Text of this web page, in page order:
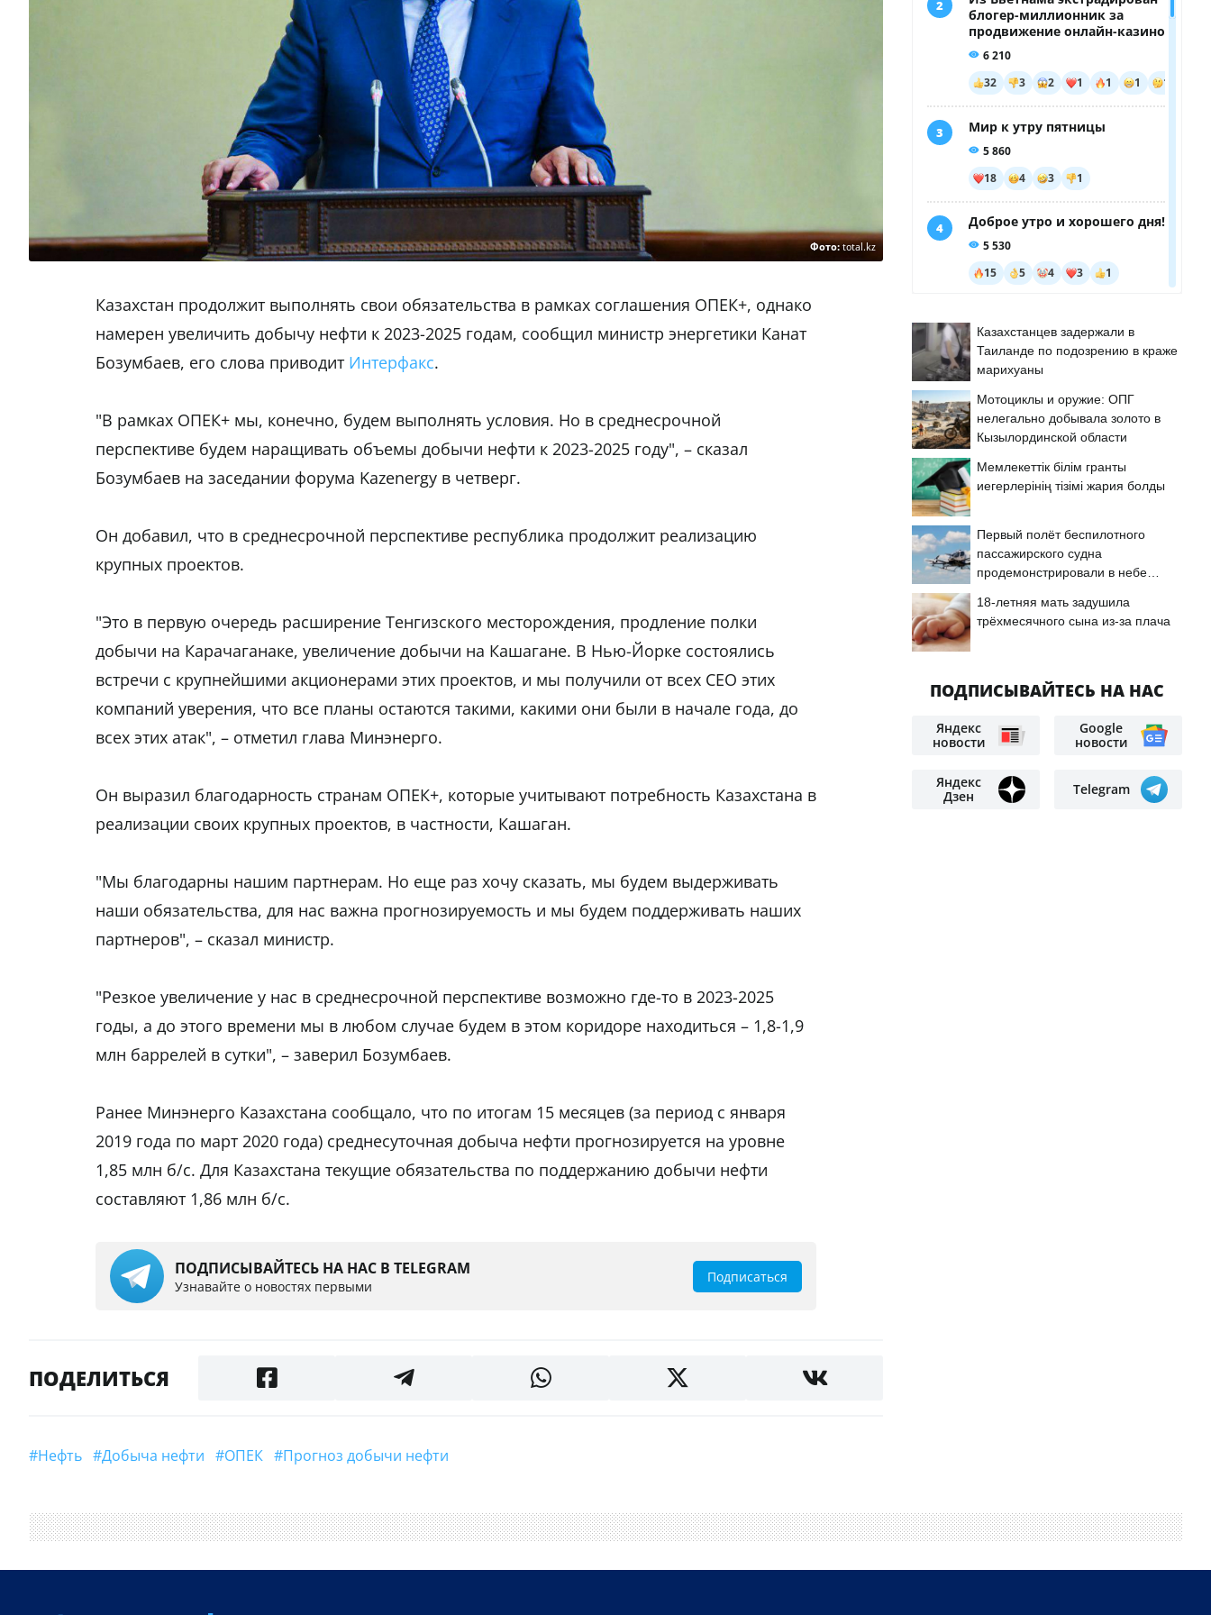
Фото:total.kz
Казахстан продолжит выполнять свои обязательства в рамках соглашения ОПЕК+, однако
намерен увеличить добычу нефти к 2023-2025 годам, сообщил министр энергетики Канат
Бозумбаев, его слова приводит Интерфакс.
"В рамках ОПЕК+ мы, конечно, будем выполнять условия. Но в среднесрочной
перспективе будем наращивать объемы добычи нефти к 2023-2025 году", – сказал
Бозумбаев на заседании форума Kazenergy в четверг.
Он добавил, что в среднесрочной перспективе республика продолжит реализацию
крупных проектов.
"Это в первую очередь расширение Тенгизского месторождения, продление полки
добычи на Карачаганаке, увеличение добычи на Кашагане. В Нью-Йорке состоялись
встречи с крупнейшими акционерами этих проектов, и мы получили от всех CEO этих
компаний уверения, что все планы остаются такими, какими они были в начале года, до
всех этих атак", – отметил глава Минэнерго.
Он выразил благодарность странам ОПЕК+, которые учитывают потребность Казахстана в
реализации своих крупных проектов, в частности, Кашаган.
"Мы благодарны нашим партнерам. Но еще раз хочу сказать, мы будем выдерживать
наши обязательства, для нас важна прогнозируемость и мы будем поддерживать наших
партнеров", – сказал министр.
"Резкое увеличение у нас в среднесрочной перспективе возможно где-то в 2023-2025
годы, а до этого времени мы в любом случае будем в этом коридоре находиться – 1,8-1,9
млн баррелей в сутки", – заверил Бозумбаев.
Ранее Минэнерго Казахстана сообщало, что по итогам 15 месяцев (за период с января
2019 года по март 2020 года) среднесуточная добыча нефти прогнозируется на уровне
1,85 млн б/с. Для Казахстана текущие обязательства по поддержанию добычи нефти
составляют 1,86 млн б/с.
ПОДПИСЫВАЙТЕСЬ НА НАС В TELEGRAM
Узнавайте о новостях первыми
Подписаться
ПОДЕЛИТЬСЯ
#Нефть #Добыча нефти #ОПЕК #прогноз добычи нефти
Казахстанцев задержали в
Таиланде по подозрению в краже
марихуаны
Мотоциклы и оружие: ОПГ
нелегально добывала золото в
Кызылординской области
Мемлекеттік білім гранты
иегерлерінің тізімі жария болды
Первый полёт беспилотного
пассажирского судна
продемонстрировали в небе
18-летняя мать задушила
трёхмесячного сына из-за плача
ПОДПИСЫВАЙТЕСЬ НА НАС
Яндекс
новости
Google
новости
Яндекс
Дзен
Telegram